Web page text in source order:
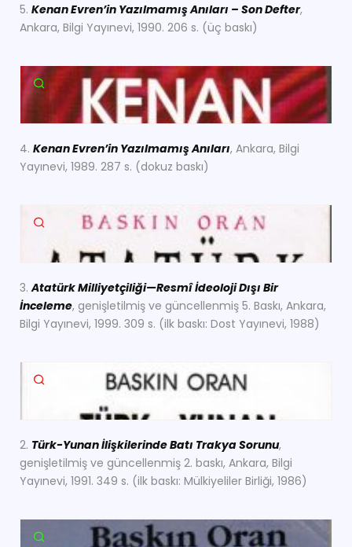
5. Kenan Evren’in Yazılmamış Anıları – Son Defter,
Ankara, Bilgi Yayınevi, 1990. 206 s. (üç baskı)
4. Kenan Evren’in Yazılmamış Anıları, Ankara, Bilgi
Yayınevi, 1989. 287 s. (dokuz baskı)
3.Atatürk Milliyetçiliği—Resmî İdeoloji Dışı Bir
İnceleme, genişletilmiş ve güncellenmiş 5. Baskı, Ankara,
Bilgi Yayınevi, 1999. 309 s. (ilk baskı: Dost Yayınevi, 1988)
2. Türk-Yunan İlişkilerinde Batı Trakya Sorunu,
genişletilmiş ve güncellenmiş 2. baskı, Ankara, Bilgi
Yayınevi, 1991. 349 s. (ilk baskı: Mülkiyeliler Birliği, 1986)